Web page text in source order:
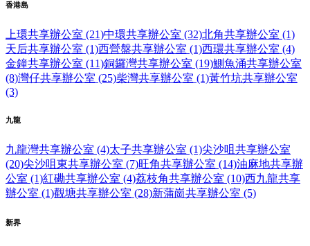
香港島
上環共享辦公室 (21)中環共享辦公室 (32)北角共享辦公室 (1)
天后共享辦公室 (1)西營盤共享辦公室 (1)西環共享辦公室 (4)
金鐘共享辦公室 (11)銅鑼灣共享辦公室 (19)鰂魚涌共享辦公室
(8)灣仔共享辦公室 (25)柴灣共享辦公室 (1)黃竹坑共享辦公室
(3)
九龍
九龍灣共享辦公室 (4)太子共享辦公室 (1)尖沙咀共享辦公室
(20)尖沙咀東共享辦公室 (7)旺角共享辦公室 (14)油麻地共享辦
公室 (1)紅磡共享辦公室 (4)荔枝角共享辦公室 (10)西九龍共享
辦公室 (1)觀塘共享辦公室 (28)新蒲崗共享辦公室 (5)
新界